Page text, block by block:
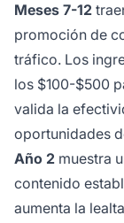
Meses 7-12
promoción de
tráfico. Los
los $100-$500
valida la
oportunidades
Año 2 muestra
contenido
aumenta la